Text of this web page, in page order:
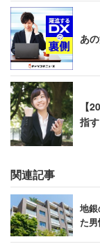
あ
【
指す
関連記事
地
た